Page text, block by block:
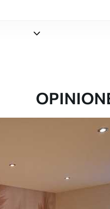
Uwalls
recubrimiento de barniz y/o
suavemente con una